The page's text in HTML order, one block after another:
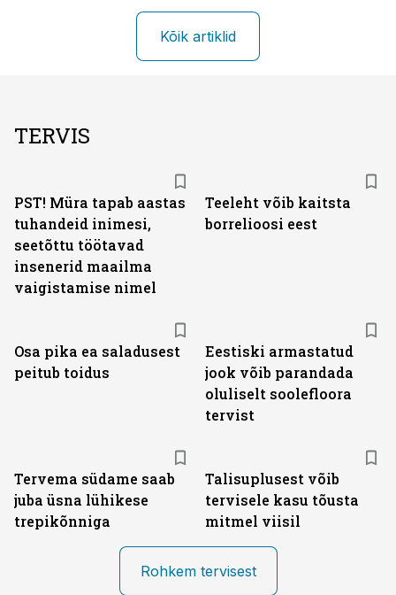
Kõik artiklid
TERVIS
PST! Müra tapab aastas
tuhandeid inimesi,
seetõttu töötavad
insenerid maailma
vaigistamise nimel
Teeleht võib kaitsta
borrelioosi eest
Osa pika ea saladusest
peitub toidus
Eestiski armastatud
jook võib parandada
oluliselt soolefloora
tervist
Tervema südame saab
juba üsna lühikese
trepikõnniga
Talisuplusest võib
tervisele kasu tõusta
mitmel viisil
Rohkem tervisest